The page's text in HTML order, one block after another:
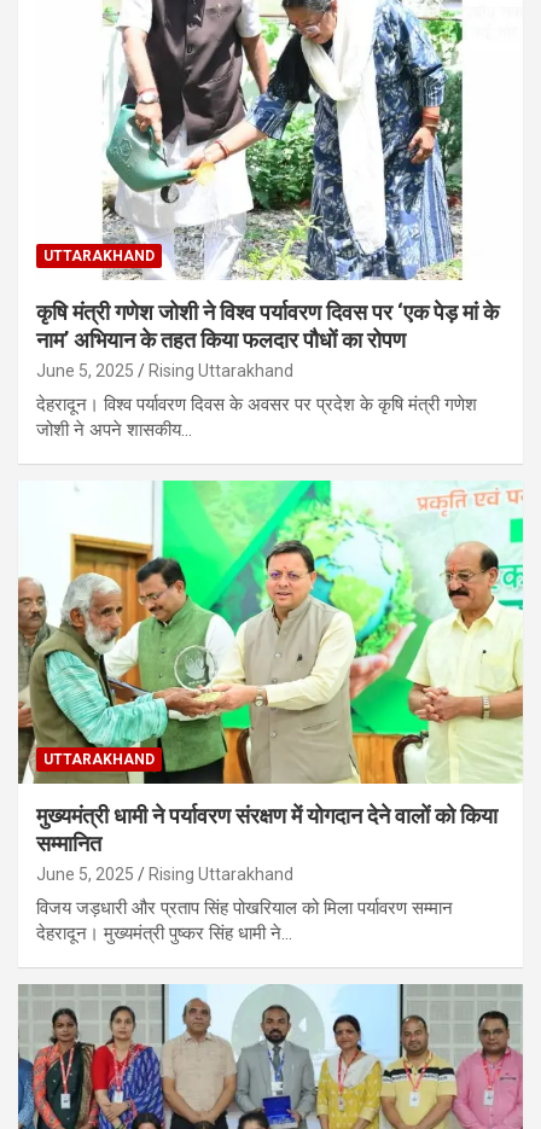
UTTARAKHAND
कृषि मंत्री गणेश जोशी ने विश्व पर्यावरण दिवस पर ‘एक पेड़ मां के
नाम’ अभियान के तहत किया फलदार पौधों का रोपण
June 5, 2025 Rising Uttarakhand
देहरादून। विश्व पर्यावरण दिवस के अवसर पर प्रदेश के कृषि मंत्री गणेश
जोशी ने अपने शासकीय…
UTTARAKHAND
मुख्यमंत्री धामी ने पर्यावरण संरक्षण में योगदान देने वालों को किया
सम्मानित
June 5, 2025 Rising Uttarakhand
विजय जड़धारी और प्रताप सिंह पोखरियाल को मिला पर्यावरण सम्मान
देहरादून। मुख्यमंत्री पुष्कर सिंह धामी ने…